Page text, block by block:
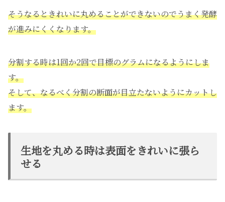
そうなるときれいに丸めることができないのでうまく発酵
が進みにくくなります。
分割する時は1回か2回で目標のグラムになるようにしま
す。
そして、なるべく分割の断面が目立たないようにカットし
ます。
生地を丸める時は表面をきれいに張ら
せる